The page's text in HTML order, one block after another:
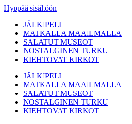
Hyppää sisältöön
JÄLKIPELI
MATKALLA MAAILMALLA
SALATUT MUSEOT
NOSTALGINEN TURKU
KIEHTOVAT KIRKOT
JÄLKIPELI
MATKALLA MAAILMALLA
SALATUT MUSEOT
NOSTALGINEN TURKU
KIEHTOVAT KIRKOT